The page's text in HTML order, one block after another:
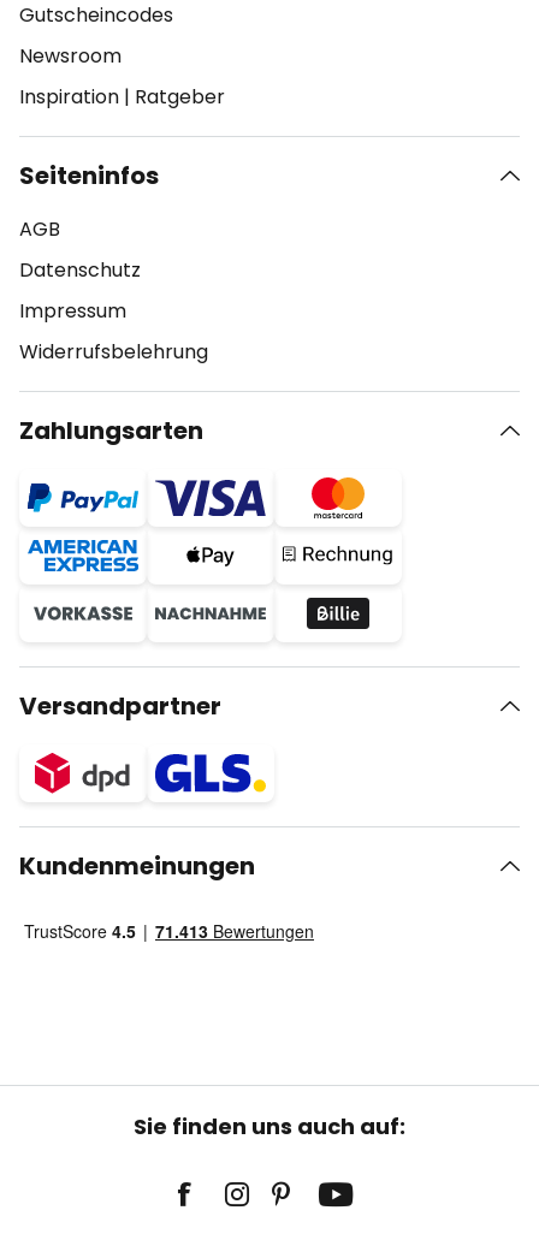
Gutscheincodes
Newsroom
Inspiration | Ratgeber
Seiteninfos
AGB
Datenschutz
Impressum
Widerrufsbelehrung
Zahlungsarten
Versandpartner
Kundenmeinungen
Sie finden uns auch auf: